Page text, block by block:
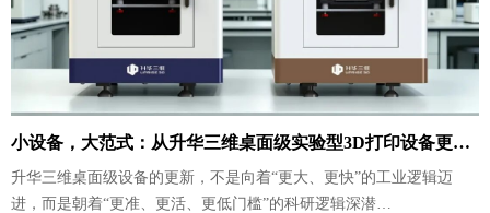
小设备，大范式：从升华三维桌面级实验型3D打印设备更
新，看科研工具的悄然转变
升华三维桌面级设备的更新，不是向着“更大、更快”的工业逻辑迈
进，而是朝着“更准、更活、更低门槛”的科研逻辑深潜…